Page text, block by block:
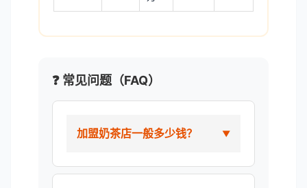
❓ 常见问题（FAQ）
加盟奶茶店一般多少钱？